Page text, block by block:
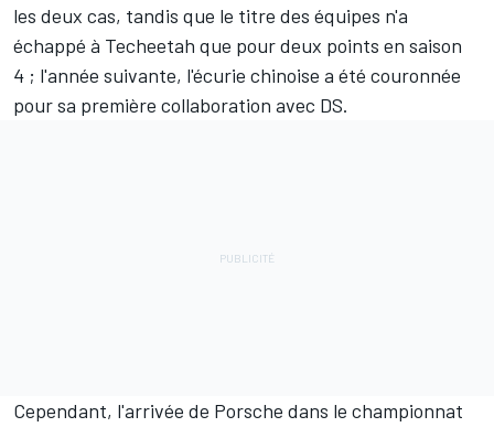
les deux cas, tandis que le titre des équipes n'a
échappé à Techeetah que pour deux points en saison
4 ; l'année suivante, l'écurie chinoise a été couronnée
pour sa première collaboration avec DS.
Cependant, l'arrivée de Porsche dans le championnat